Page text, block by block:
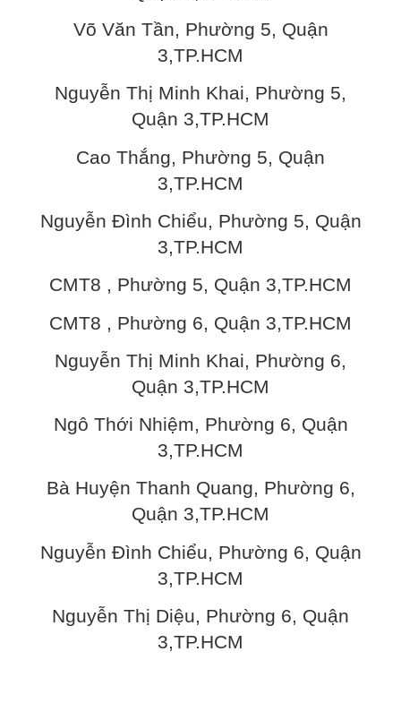
Võ Văn Tần, Phường 5, Quận
3,TP.HCM
Nguyễn Thị Minh Khai, Phường 5,
Quận 3,TP.HCM
Cao Thắng, Phường 5, Quận
3,TP.HCM
Nguyễn Đình Chiểu, Phường 5, Quận
3,TP.HCM
CMT8 , Phường 5, Quận 3,TP.HCM
CMT8 , Phường 6, Quận 3,TP.HCM
Nguyễn Thị Minh Khai, Phường 6,
Quận 3,TP.HCM
Ngô Thới Nhiệm, Phường 6, Quận
3,TP.HCM
Bà Huyện Thanh Quang, Phường 6,
Quận 3,TP.HCM
Nguyễn Đình Chiểu, Phường 6, Quận
3,TP.HCM
Nguyễn Thị Diệu, Phường 6, Quận
3,TP.HCM